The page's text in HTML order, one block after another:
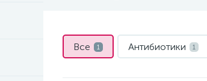
Все 1 Антибиотики 1